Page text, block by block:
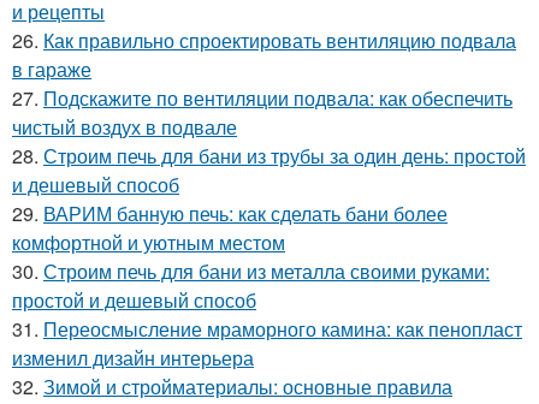
и рецепты
26. Как правильно спроектировать вентиляцию подвала
в гараже
27. Подскажите по вентиляции подвала: как обеспечить
чистый воздух в подвале
28. Строим печь для бани из трубы за один день: простой
и дешевый способ
29. ВАРИМ банную печь: как сделать бани более
комфортной и уютным местом
30. Строим печь для бани из металла своими руками:
простой и дешевый способ
31. Переосмысление мраморного камина: как пенопласт
изменил дизайн интерьера
32. Зимой и стройматериалы: основные правила